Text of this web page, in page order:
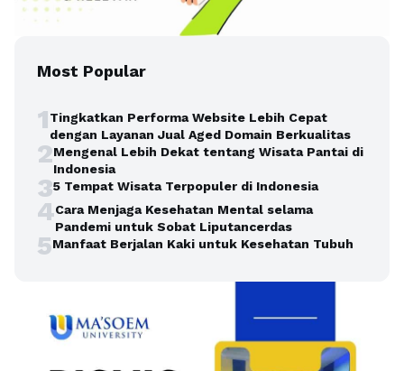
Most Popular
1Tingkatkan Performa Website Lebih Cepat
dengan Layanan Jual Aged Domain Berkualitas
2Mengenal Lebih Dekat tentang Wisata Pantai di
Indonesia
35 Tempat Wisata Terpopuler di Indonesia
4Cara Menjaga Kesehatan Mental selama
Pandemi untuk Sobat Liputancerdas
5Manfaat Berjalan Kaki untuk Kesehatan Tubuh